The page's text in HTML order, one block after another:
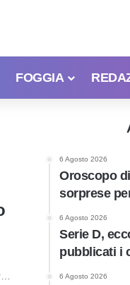
FOGGIA
6 Agosto 2026
Oroscopo
sorprese
6 Agosto 2026
Serie D,
pubblicati i
6 Agosto 2026